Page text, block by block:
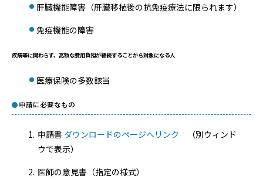
肝臓機能障害（肝臓移植後の抗免疫療法に限られます）
免疫機能の障害
疾病等に関わらず、高額な費用負担が継続することから対象になる人
医療保険の多数該当
申請に必要なもの
申請書 ダウンロードのページへリンク （別ウィンド
ウで表示）
医師の意見書（指定の様式）